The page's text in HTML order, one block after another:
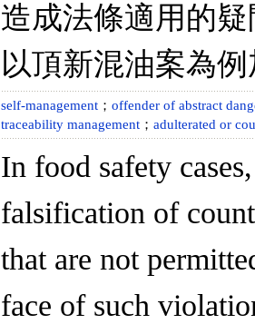
造成法條適用的
以頂新混油案為
self-management ； offender of abstract
traceability management ； adulterated or
In food safety
falsification of
that are not
face of such